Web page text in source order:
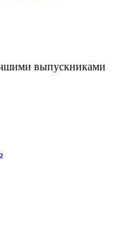
выпускниками